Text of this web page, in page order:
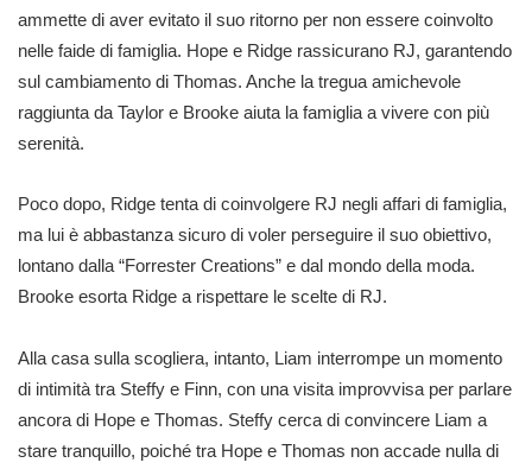
ammette di aver evitato il suo ritorno per non essere coinvolto
nelle faide di famiglia. Hope e Ridge rassicurano RJ, garantendo
sul cambiamento di Thomas. Anche la tregua amichevole
raggiunta da Taylor e Brooke aiuta la famiglia a vivere con più
serenità.
Poco dopo, Ridge tenta di coinvolgere RJ negli affari di famiglia,
ma lui è abbastanza sicuro di voler perseguire il suo obiettivo,
lontano dalla “Forrester Creations” e dal mondo della moda.
Brooke esorta Ridge a rispettare le scelte di RJ.
Alla casa sulla scogliera, intanto, Liam interrompe un momento
di intimità tra Steffy e Finn, con una visita improvvisa per parlare
ancora di Hope e Thomas. Steffy cerca di convincere Liam a
stare tranquillo, poiché tra Hope e Thomas non accade nulla di